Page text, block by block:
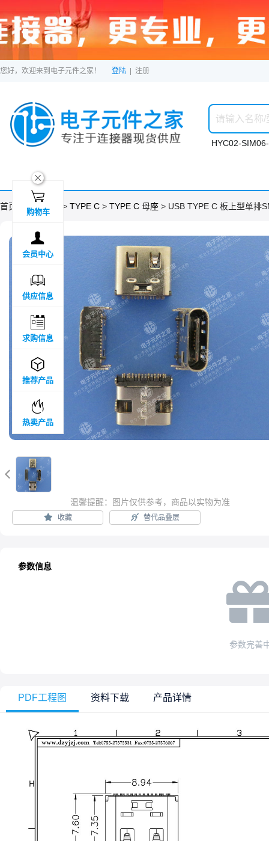
您好，欢迎来到电子元件之家！ 登陆 注册
HYC02-
首页 > 分类目录 > TYPE C > TYPE C 母座 > USB TYPE C 板上型单排

温馨提醒：图片仅供参考，商品以实物为准
收藏 替代品叠层
参数信息
参数完善
PDF工程图 资料下载 产品详情
ဆ

购物车

会员中心

供应信息

求购信息

推荐产品

热卖产品